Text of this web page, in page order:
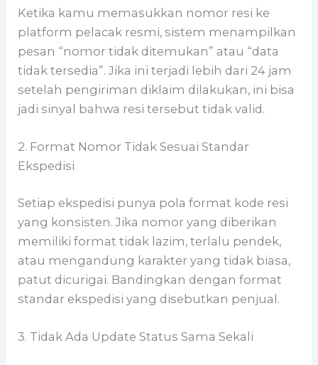
Ketika kamu memasukkan nomor resi ke
platform pelacak resmi, sistem menampilkan
pesan “nomor tidak ditemukan” atau “data
tidak tersedia”. Jika ini terjadi lebih dari 24 jam
setelah pengiriman diklaim dilakukan, ini bisa
jadi sinyal bahwa resi tersebut tidak valid.
2. Format Nomor Tidak Sesuai Standar
Ekspedisi
Setiap ekspedisi punya pola format kode resi
yang konsisten. Jika nomor yang diberikan
memiliki format tidak lazim, terlalu pendek,
atau mengandung karakter yang tidak biasa,
patut dicurigai. Bandingkan dengan format
standar ekspedisi yang disebutkan penjual.
3. Tidak Ada Update Status Sama Sekali